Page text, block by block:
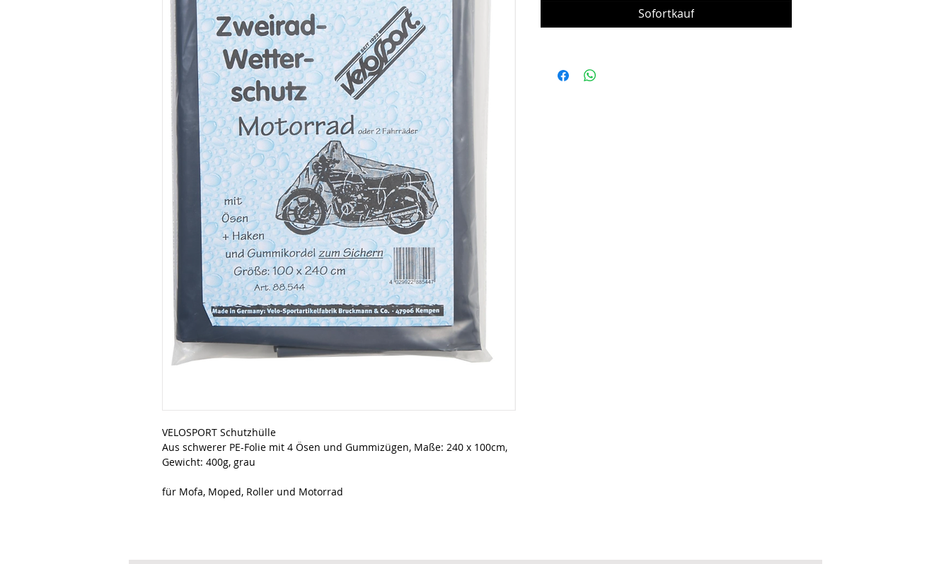
VELOSPORT Schutzhülle
Aus schwerer PE-Folie mit 4 Ösen und Gummizügen, Maße: 240 x 100cm,
Gewicht: 400g, grau
für Mofa, Moped, Roller und Motorrad
Sofortkauf